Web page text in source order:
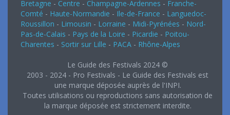
Bretagne - Centre - Champagne-Ardennes - Franche-
Comté - Haute-Normandie - Ile-de-France - Languedoc-
Roussillon - Limousin - Lorraine - Midi-Pyrénées - Nord-
Pas-de-Calais - Pays de la Loire - Picardie - Poitou-
Charentes - Sortir sur Lille - PACA - Rhône-Alpes
Le Guide des Festivals 2024 ©
2003 - 2024 - Pro Festivals - Le Guide des Festivals est
une marque déposée auprès de l'INPI.
Toutes utilisations ou reproductions sans autorisation de
la marque déposée est strictement interdite.